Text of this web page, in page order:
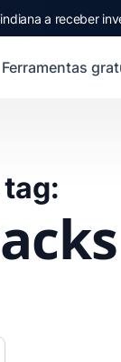
a receber
Ferramentas